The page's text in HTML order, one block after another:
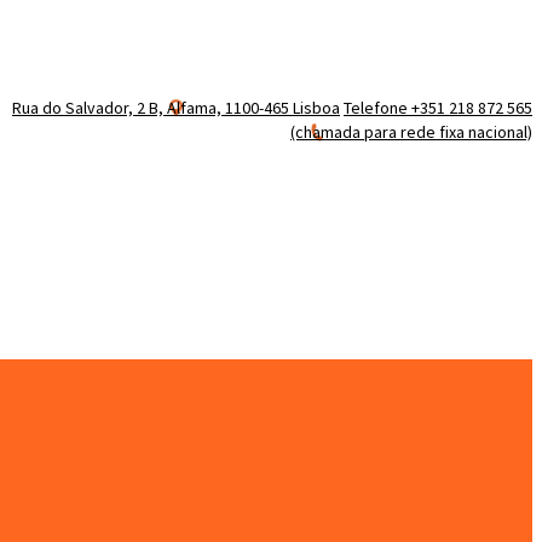
Rua do Salvador, 2 B, Alfama, 1100-465 Lisboa Telefone +351 218 872 565
(chamada para rede fixa nacional)